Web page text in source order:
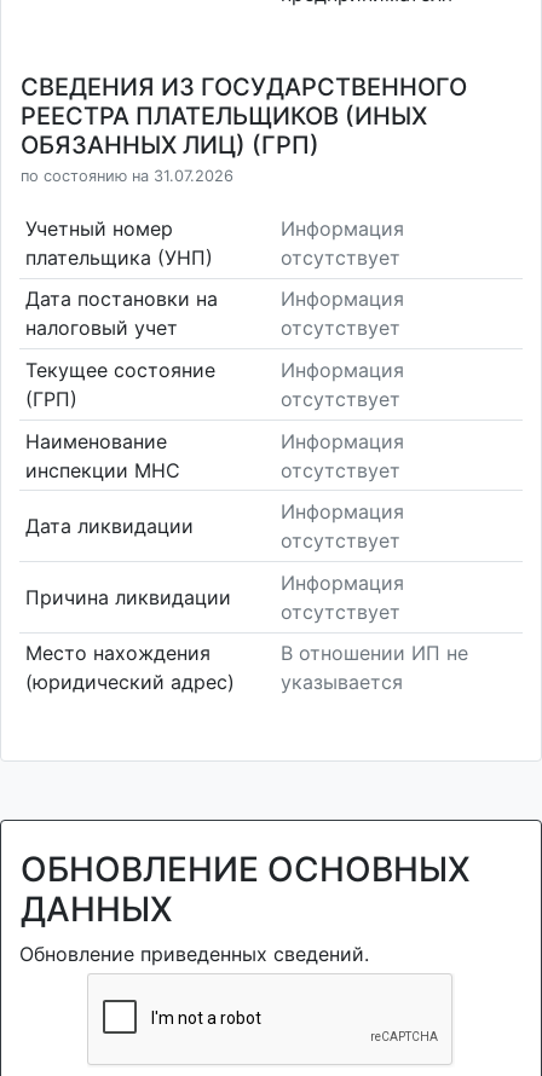
СВЕДЕНИЯ ИЗ ГОСУДАРСТВЕННОГО
РЕЕСТРА ПЛАТЕЛЬЩИКОВ (ИНЫХ
ОБЯЗАННЫХ ЛИЦ) (ГРП)
по состоянию на 31.07.2026
Учетный номер
плательщика (УНП)
Информация
отсутствует
Дата постановки на
налоговый учет
Информация
отсутствует
Текущее состояние
(ГРП)
Информация
отсутствует
Наименование
инспекции МНС
Информация
отсутствует
Дата ликвидации
Информация
отсутствует
Причина ликвидации
Информация
отсутствует
Место нахождения
(юридический адрес)
В отношении ИП не
указывается
ОБНОВЛЕНИЕ ОСНОВНЫХ
ДАННЫХ
Обновление приведенных сведений.